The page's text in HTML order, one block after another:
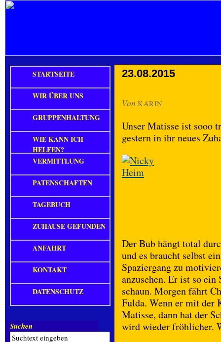
23.08.2015
Von KARIN
Unser Matisse ist sooo
gestern in ihr neues
Der Bub hängt total
und es braucht selbst
Spaziergang zu
anzusehen. Er ist so
schaun. Morgen fährt
Fulda. Wenn er mit der
Matisse, dann hat der
wird wieder fröhlicher.
STARTSEITE
WIR ÜBER UNS
GRUPPENHALTUNG
WIE KANN ICH
HELFEN?
VERMITTLUNG
PATENSCHAFTEN
TAGEBUCH
ZUHAUSE GEFUNDEN
ANFAHRT
KONTAKT
DATENSCHUTZ
Suchen